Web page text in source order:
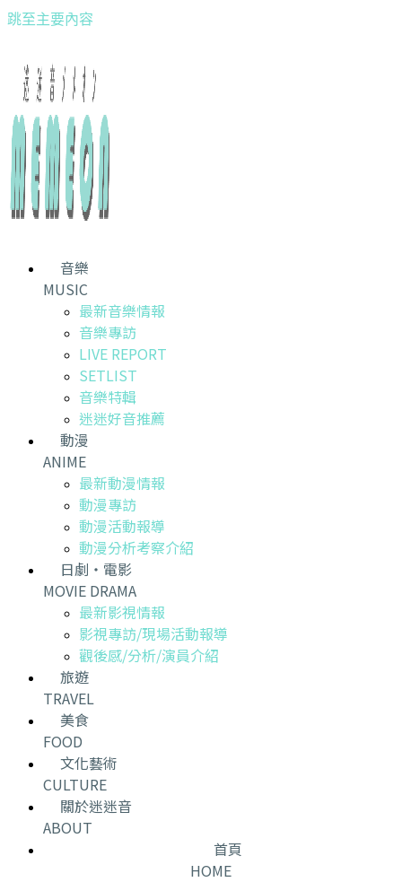
跳至主要內容
音樂
MUSIC
最新音樂情報
音樂專訪
LIVE REPORT
SETLIST
音樂特輯
迷迷好音推薦
動漫
ANIME
最新動漫情報
動漫專訪
動漫活動報導
動漫分析考察介紹
日劇・電影
MOVIE DRAMA
最新影視情報
影視專訪/現場活動報導
觀後感/分析/演員介紹
旅遊
TRAVEL
美食
FOOD
文化藝術
CULTURE
關於迷迷音
ABOUT
首頁
HOME